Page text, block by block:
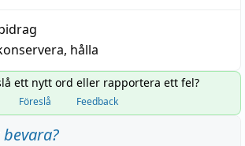
, hålla
ett nytt ord eller rapportera ett fel?
Föreslå Feedback
bevara?